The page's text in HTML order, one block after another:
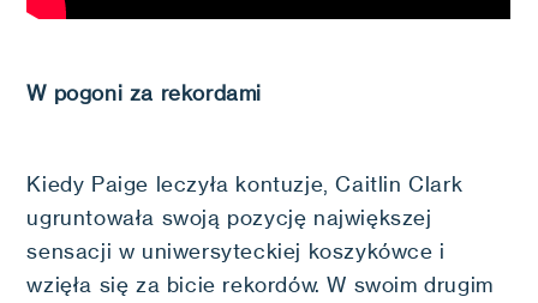
W pogoni za rekordami
Kiedy Paige leczyła kontuzje, Caitlin Clark
ugruntowała swoją pozycję największej
sensacji w uniwersyteckiej koszykówce i
wzięła się za bicie rekordów. W swoim drugim